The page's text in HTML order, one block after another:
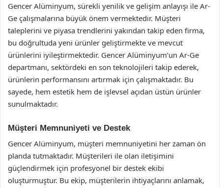
Gencer Alüminyum, sürekli yenilik ve gelişim anlayışı ile Ar-
Ge çalışmalarına büyük önem vermektedir. Müşteri
taleplerini ve piyasa trendlerini yakından takip eden firma,
bu doğrultuda yeni ürünler geliştirmekte ve mevcut
ürünlerini iyileştirmektedir. Gencer Alüminyum’un Ar-Ge
departmanı, sektördeki en son teknolojileri takip ederek,
ürünlerin performansını artırmak için çalışmaktadır. Bu
sayede, hem estetik hem de işlevsel açıdan üstün ürünler
sunulmaktadır.
Müşteri Memnuniyeti ve Destek
Gencer Alüminyum, müşteri memnuniyetini her zaman ön
planda tutmaktadır. Müşterileri ile olan iletişimini
güçlendirmek için profesyonel bir destek ekibi
oluşturmuştur. Bu ekip, müşterilerin ihtiyaçlarını anlamak,